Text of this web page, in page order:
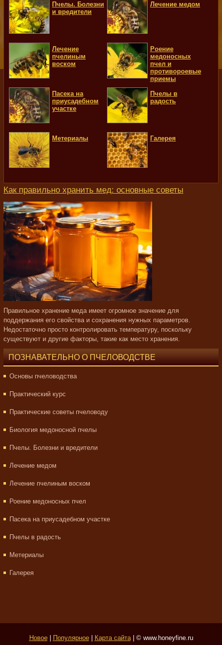
Пчелы. Болезни
и вредители
Лечение медом
Лечение
пчелиным
воском
Роение
медоносных
пчел и
противороевые
приемы
Пасека на
приусадебном
участке
Пчелы в
радость
Метериалы Галерея
Как правильно хранить мед: основные советы
Правильное хранение меда имеет огромное значение для
поддержания его свойства и сохранения нужных параметров.
Недостаточно просто контролировать температуру, поскольку
существуют и другие факторы, такие как место хранения.
ПОЗНАВАТЕЛЬНО О ПЧЕЛОВОДСТВЕ
Основы пчеловодства
Практический курс
Практические советы пчеловоду
Биология медоносной пчелы
Пчелы. Болезни и вредители
Лечение медом
Лечение пчелиным воском
Роение медоносных пчел
Пасека на приусадебном участке
Пчелы в радость
Метериалы
Галерея
Новое| Популярное| Карта сайта| © www.honeyfine.ru